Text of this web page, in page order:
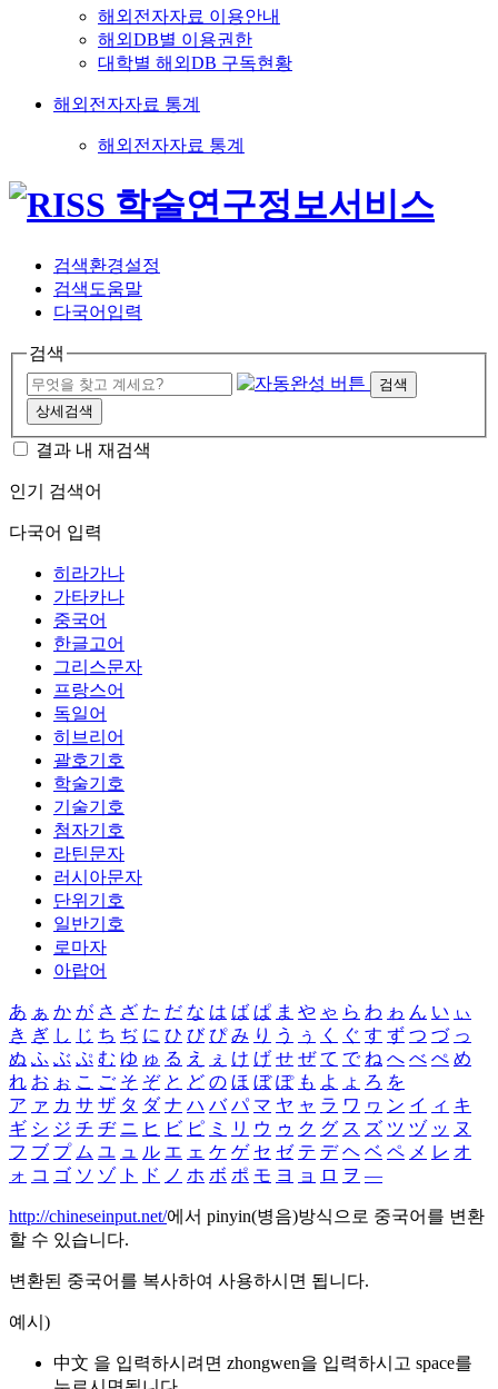
해외전자자료 이용안내
해외DB별 이용권한
대학별 해외DB 구독현황
해외전자자료 통계
해외전자자료 통계
검색환경설정
검색도움말
다국어입력
검색
검색
상세검색
결과 내 재검색
인기 검색어
다국어 입력
히라가나
가타카나
중국어
한글고어
그리스문자
프랑스어
독일어
히브리어
괄호기호
학술기호
기술기호
첨자기호
라틴문자
러시아문자
단위기호
일반기호
로마자
아랍어
あ ぁ か が さ ざ た だ な は ば ぱ ま や ゃ ら わ ゎ ん い ぃ
き ぎ し じ ち ぢ に ひ び ぴ み り う ぅ く ぐ す ず つ づ っ
ぬ ふ ぶ ぷ む ゆ ゅ る え ぇ け げ せ ぜ て で ね へ べ ぺ め
れ お ぉ こ ご そ ぞ と ど の ほ ぼ ぽ も よ ょ ろ を
ア ァ カ サ ザ タ ダ ナ ハ バ パ マ ヤ ャ ラ ワ ヮ ン イ ィ キ
ギ シ ジ チ ヂ ニ ヒ ビ ピ ミ リ ウ ゥ ク グ ス ズ ツ ヅ ッ ヌ
フ ブ プ ム ユ ュ ル エ ェ ケ ゲ セ ゼ テ デ ヘ ベ ペ メ レ オ
ォ コ ゴ ソ ゾ ト ド ノ ホ ボ ポ モ ヨ ョ ロ ヲ ―
http://chineseinput.net/에서 pinyin(병음)방식으로 중국어를 변환
할 수 있습니다.
변환된 중국어를 복사하여 사용하시면 됩니다.
예시)
中文 을 입력하시려면 zhongwen을 입력하시고 space를